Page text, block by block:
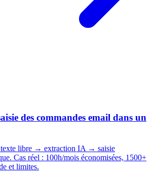
des commandes email dans un
texte libre → extraction IA → saisie
Cas réel : 100h/mois économisées, 1500+
et limites.